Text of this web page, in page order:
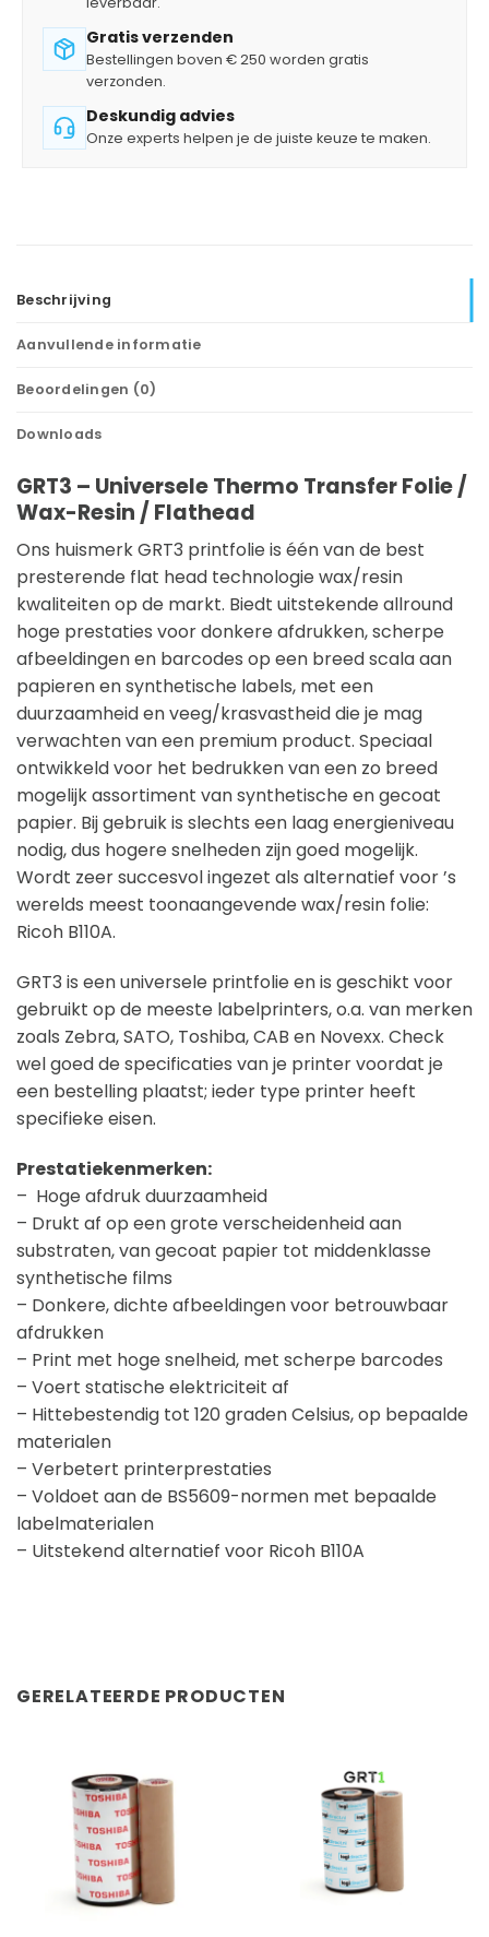
Gratis verzenden
Bestellingen boven € 250 worden gratis
verzonden.
Deskundig advies
Onze experts helpen je de juiste keuze te maken.
Beschrijving
Aanvullende informatie
Beoordelingen (0)
Downloads
GRT3 – Universele Thermo Transfer Folie /
Wax-Resin / Flathead
Ons huismerk GRT3 printfolie is één van de best
presterende flat head technologie wax/resin
kwaliteiten op de markt. Biedt uitstekende allround
hoge prestaties voor donkere afdrukken, scherpe
afbeeldingen en barcodes op een breed scala aan
papieren en synthetische labels, met een
duurzaamheid en veeg/krasvastheid die je mag
verwachten van een premium product. Speciaal
ontwikkeld voor het bedrukken van een zo breed
mogelijk assortiment van synthetische en gecoat
papier. Bij gebruik is slechts een laag energieniveau
nodig, dus hogere snelheden zijn goed mogelijk.
Wordt zeer succesvol ingezet als alternatief voor ’s
werelds meest toonaangevende wax/resin folie:
Ricoh B110A.
GRT3 is een universele printfolie en is geschikt voor
gebruikt op de meeste labelprinters, o.a. van merken
zoals Zebra, SATO, Toshiba, CAB en Novexx. Check
wel goed de specificaties van je printer voordat je
een bestelling plaatst; ieder type printer heeft
specifieke eisen.
Prestatiekenmerken:
– Hoge afdruk duurzaamheid
– Drukt af op een grote verscheidenheid aan
substraten, van gecoat papier tot middenklasse
synthetische films
– Donkere, dichte afbeeldingen voor betrouwbaar
afdrukken
– Print met hoge snelheid, met scherpe barcodes
– Voert statische elektriciteit af
– Hittebestendig tot 120 graden Celsius, op bepaalde
materialen
– Verbetert printerprestaties
– Voldoet aan de BS5609-normen met bepaalde
labelmaterialen
– Uitstekend alternatief voor Ricoh B110A
GERELATEERDE PRODUCTEN